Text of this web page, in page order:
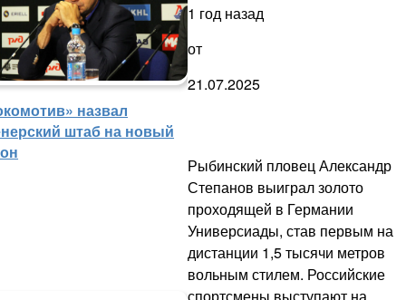
назвал
штаб на новый
1 год назад
от
21.07.2025
Рыбинский пловец Александр
Степанов выиграл золото
проходящей в Германии
Универсиады, став первым на
дистанции 1,5 тысячи метров
вольным стилем. Российские